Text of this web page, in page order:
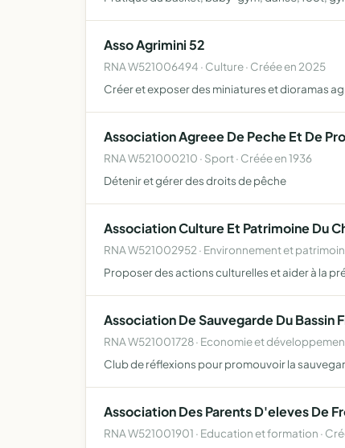
Asso Agrimini 52
RNA W521006494 · Culture · Créée en 2025
Créer et exposer des miniatures et dioramas
Association Agreee De Peche Et De
RNA W521000210 · Sport · Créée en 1936
Détenir et gérer des droits de pêche
Association Culture Et Patrimoine Du
RNA W521002952 · Environnement et
Proposer des actions culturelles et aider à la
Association De Sauvegarde Du Bassin
RNA W521001728 · Economie et
Club de réflexions pour promouvoir la
Association Des Parents D'eleves De
RNA W521001901 · Education et formation ·